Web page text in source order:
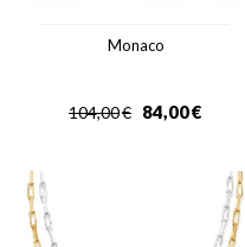
Monaco
€
104,00 €
84,00